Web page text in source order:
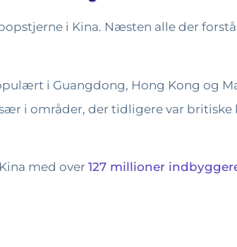
i Kina. Næsten alle der
i Guangdong, Hong Kong og
i områder, der tidligere var britiske
med over127 millioner